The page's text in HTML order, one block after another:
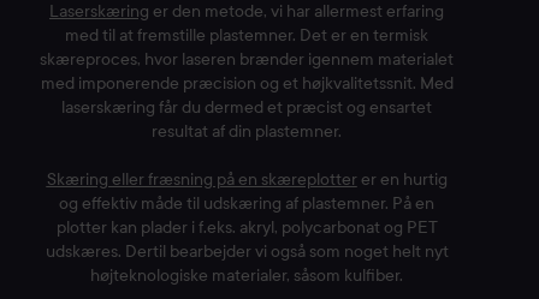
Laserskæring er den metode, vi har allermest erfaring
med til at fremstille plastemner. Det er en termisk
skæreproces, hvor laseren brænder igennem materialet
med imponerende præcision og et højkvalitetssnit. Med
laserskæring får du dermed et præcist og ensartet
resultat af din plastemner.
Skæring eller fræsning på en skæreplotterer en hurtig
og effektiv måde til udskæring af plastemner. På en
plotter kan plader i f.eks. akryl, polycarbonat og PET
udskæres. Dertil bearbejder vi også som noget helt nyt
højteknologiske materialer, såsom kulfiber.